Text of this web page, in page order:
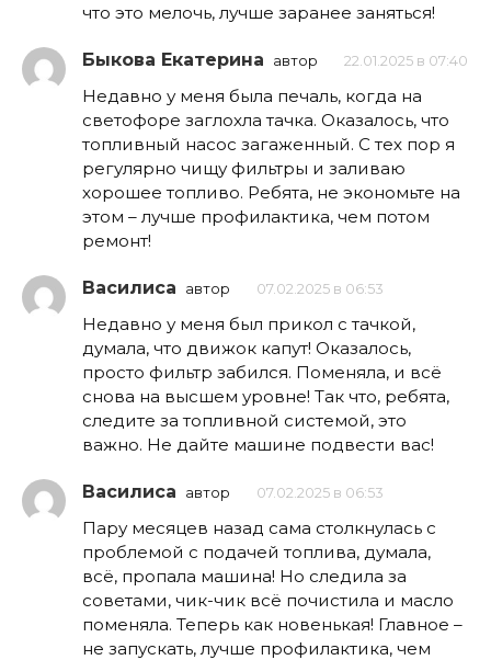
что это мелочь, лучше заранее заняться!
Быкова Екатерина автор 22.01.2025 в 07:40
Недавно у меня была печаль, когда на
светофоре заглохла тачка. Оказалось, что
топливный насос загаженный. С тех пор я
регулярно чищу фильтры и заливаю
хорошее топливо. Ребята, не экономьте на
этом – лучше профилактика, чем потом
ремонт!
Василиса автор 07.02.2025 в 06:53
Недавно у меня был прикол с тачкой,
думала, что движок капут! Оказалось,
просто фильтр забился. Поменяла, и всё
снова на высшем уровне! Так что, ребята,
следите за топливной системой, это
важно. Не дайте машине подвести вас!
Василиса автор 07.02.2025 в 06:53
Пару месяцев назад сама столкнулась с
проблемой с подачей топлива, думала,
всё, пропала машина! Но следила за
советами, чик-чик всё почистила и масло
поменяла. Теперь как новенькая! Главное –
не запускать, лучше профилактика, чем